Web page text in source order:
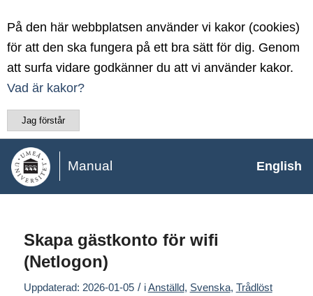
På den här webbplatsen använder vi kakor (cookies)
för att den ska fungera på ett bra sätt för dig. Genom
att surfa vidare godkänner du att vi använder kakor.
Vad är kakor?
Jag förstår
Manual English
Skapa gästkonto för wifi
(Netlogon)
Uppdaterad: 2026-01-05 / iAnställd, Svenska, Trådlöst